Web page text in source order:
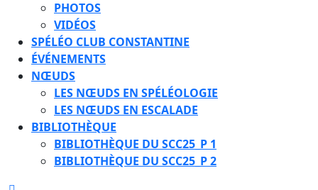
PHOTOS
VIDÉOS
SPÉLÉO CLUB CONSTANTINE
ÉVÉNEMENTS
NŒUDS
LES NŒUDS EN SPÉLÉOLOGIE
LES NŒUDS EN ESCALADE
BIBLIOTHÈQUE
BIBLIOTHÈQUE DU SCC25_P 1
BIBLIOTHÈQUE DU SCC25_P 2